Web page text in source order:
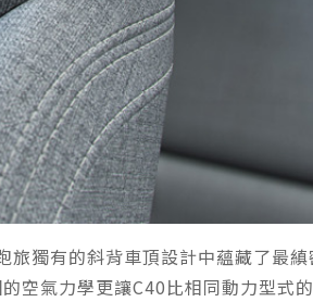
獨有的斜背車頂設計中蘊藏了最
氣力學更讓C40比相同動力型式